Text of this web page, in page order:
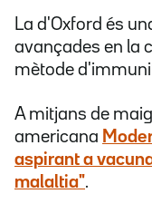
La d'Oxford és
avançades en la
mètode
A mitjans de
americana
aspirant a
malaltia".